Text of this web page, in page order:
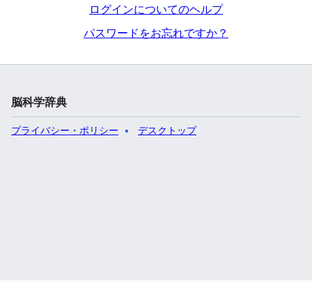
ログインについてのヘルプ
パスワードをお忘れですか？
脳科学辞典
プライバシー・ポリシー デスクトップ